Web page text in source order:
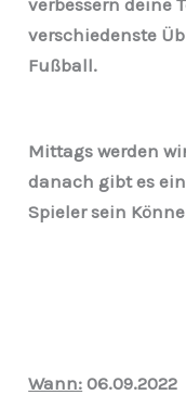
verschiedenste
Fußball.
Mittags werden
danach gibt es
Spieler sein
Wann: 06.09.2022